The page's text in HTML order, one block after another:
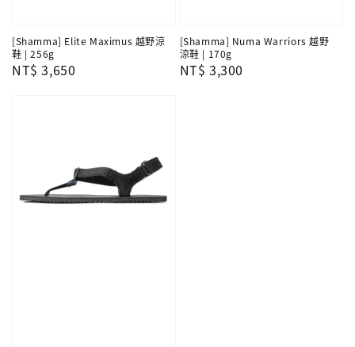
[Shamma] Elite Maximus 越野涼
鞋 | 256g
Regular
NT$ 3,650
[Shamma] Numa Warriors 越野
涼鞋 | 170g
Regular
NT$ 3,300